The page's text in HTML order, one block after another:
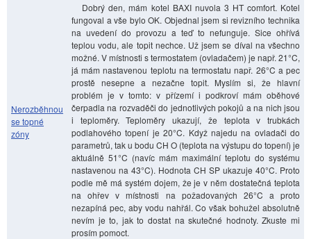
Nerozběhnou
se topné
zóny
Dobrý den, mám kotel BAXI nuvola 3 HT comfort. Kotel
fungoval a vše bylo OK. Objednal jsem si revizního technika
na uvedení do provozu a teď to nefunguje. Sice ohřívá
teplou vodu, ale topit nechce. Už jsem se díval na všechno
možné. V místnosti s termostatem (ovladačem) je např. 21°C,
já mám nastavenou teplotu na termostatu např. 26°C a pec
prostě nesepne a nezačne topit. Myslím si, že hlavní
problém je v tomto: v přízemí i podkroví mám oběhové
čerpadla na rozvaděči do jednotlivých pokojů a na nich jsou
i teploměry. Teploměry ukazují, že teplota v trubkách
podlahového topení je 20°C. Když najedu na ovladači do
parametrů, tak u bodu CH O (teplota na výstupu do topení) je
aktuálně 51°C (navíc mám maximální teplotu do systému
nastavenou na 43°C). Hodnota CH SP ukazuje 40°C. Proto
podle mě má systém dojem, že je v něm dostatečná teplota
na ohřev v místnosti na požadovaných 26°C a proto
nezapíná pec, aby vodu nahřál. Co však bohužel absolutně
nevím je to, jak to dostat na skutečné hodnoty. Zkuste mi
prosím pomoct.